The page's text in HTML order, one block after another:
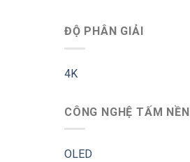
ĐỘ PHÂN GIẢI
4K
CÔNG NGHỆ TẤM NỀN
OLED